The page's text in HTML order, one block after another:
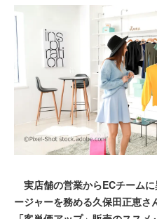
実店舗の営業からECチーム
ージャーを務める久保田正恵